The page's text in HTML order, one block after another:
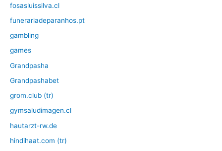
fosasluissilva.cl
funerariadeparanhos.pt
gambling
games
Grandpasha
Grandpashabet
grom.club (tr)
gymsaludimagen.cl
hautarzt-rw.de
hindihaat.com (tr)